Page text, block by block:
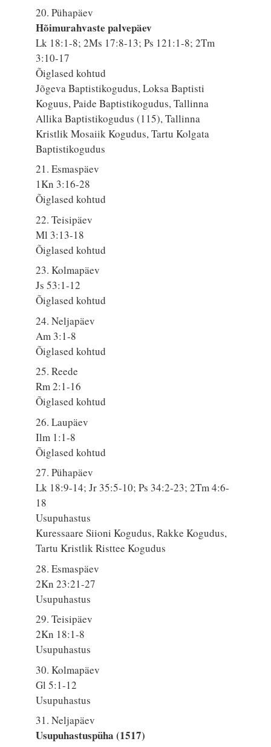
20. Pühapäev
Hõimurahvaste palvepäev
Lk 18:1-8; 2Ms 17:8-13; Ps 121:1-8; 2Tm
3:10-17
Õiglased kohtud
Jõgeva Baptistikogudus, Loksa Baptisti
Koguus, Paide Baptistikogudus, Tallinna
Allika Baptistikogudus (115), Tallinna
Kristlik Mosaiik Kogudus, Tartu Kolgata
Baptistikogudus
21. Esmaspäev
1Kn 3:16-28
Õiglased kohtud
22. Teisipäev
Ml 3:13-18
Õiglased kohtud
23. Kolmapäev
Js 53:1-12
Õiglased kohtud
24. Neljapäev
Am 3:1-8
Õiglased kohtud
25. Reede
Rm 2:1-16
Õiglased kohtud
26. Laupäev
Ilm 1:1-8
Õiglased kohtud
27. Pühapäev
Lk 18:9-14; Jr 35:5-10; Ps 34:2-23; 2Tm 4:6-
18
Usupuhastus
Kuressaare Siioni Kogudus, Rakke Kogudus,
Tartu Kristlik Risttee Kogudus
28. Esmaspäev
2Kn 23:21-27
Usupuhastus
29. Teisipäev
2Kn 18:1-8
Usupuhastus
30. Kolmapäev
Gl 5:1-12
Usupuhastus
31. Neljapäev
Usupuhastuspüha (1517)